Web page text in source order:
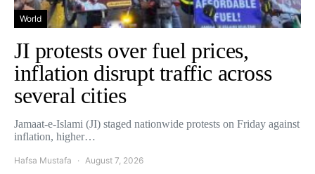
World
JI protests over fuel prices,
inflation disrupt traffic across
several cities
Jamaat-e-Islami (JI) staged nationwide protests on Friday against
inflation, higher…
Hafsa Mustafa August 7, 2026